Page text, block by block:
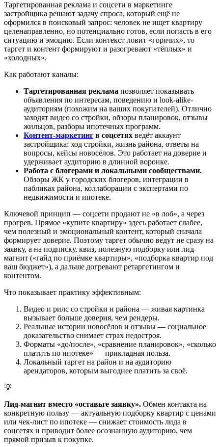
Таргетированная реклама и соцсети в маркетинге
застройщика решают задачу спроса, который ещё не
оформился в поисковый запрос: человек не ищет квартиру
целенаправленно, но потенциально готов, если попасть в его
ситуацию и эмоцию. Если контекст ловит «горячих», то
таргет и контент формируют и разогревают «тёплых» и
«холодных».
Как работают каналы:
Таргетированная реклама позволяет показывать
объявления по интересам, поведению и look-alike-
аудиториям (похожим на ваших покупателей). Отлично
заходят видео со стройки, обзоры планировок, отзывы
жильцов, разборы ипотечных программ.
Контент-маркетинг в соцсетях ведёт аккаунт
застройщика: ход стройки, жизнь района, ответы на
вопросы, кейсы новосёлов. Это работает на доверие и
удерживает аудиторию в длинной воронке.
Работа с блогерами и локальными сообществами.
Обзоры ЖК у городских блогеров, интеграции в
пабликах района, коллаборации с экспертами по
недвижимости и ипотеке.
Ключевой принцип — соцсети продают не «в лоб», а через
прогрев. Прямое «купите квартиру» здесь работает слабее,
чем полезный и эмоциональный контент, который сначала
формирует доверие. Поэтому таргет обычно ведут не сразу на
заявку, а на подписку, квиз, полезную подборку или лид-
магнит («гайд по приёмке квартиры», «подборка квартир под
ваш бюджет»), а дальше догревают ретаргетингом и
контентом.
Что показывает практику эффективным:
Видео и рилс со стройки и района — живая картинка
вызывает больше доверия, чем рендеры.
Реальные истории новосёлов и отзывы — социальное
доказательство снимает страх недостроя.
Форматы «до/после», «сравнение планировок», «сколько
платить по ипотеке» — прикладная польза.
Локальный таргет на район и на аудиторию
арендаторов, которым выгоднее платить за своё.
💡
Лид-магнит вместо «оставьте заявку». Обмен контакта на
конкретную пользу — актуальную подборку квартир с ценами
или чек-лист по ипотеке — снижает стоимость лида в
соцсетях и приводит более осознанную аудиторию, чем
прямой призыв к покупке.